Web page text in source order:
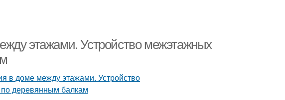
этажами. Устройство межэтажных